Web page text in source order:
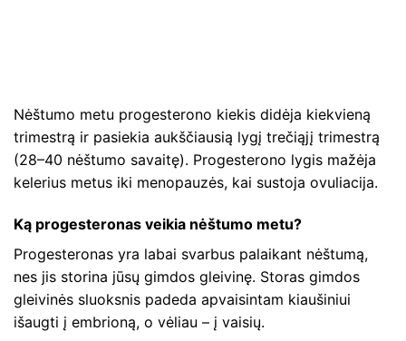
Nėštumo metu progesterono kiekis didėja kiekvieną
trimestrą ir pasiekia aukščiausią lygį trečiąjį trimestrą
(28–40 nėštumo savaitę). Progesterono lygis mažėja
kelerius metus iki menopauzės, kai sustoja ovuliacija.
Ką progesteronas veikia nėštumo metu?
Progesteronas yra labai svarbus palaikant nėštumą,
nes jis storina jūsų gimdos gleivinę. Storas gimdos
gleivinės sluoksnis padeda apvaisintam kiaušiniui
išaugti į embrioną, o vėliau – į vaisių.